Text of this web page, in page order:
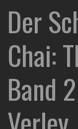
Der
Chai:
Band